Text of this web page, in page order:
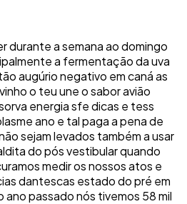
durante a semana ao domingo
a fermentação da uva
augúrio negativo em caná as
o teu une o sabor avião
energia sfe dicas e tess
ano e tal paga a pena de
sejam levados também a usar
do pós vestibular quando
medir os nossos atos e
dantescas estado do pré em
passado nós tivemos 58 mil